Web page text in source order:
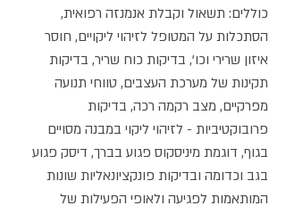
כוללים: תשאול וקבלת אנמנזה רפואית,
הסתכלות על המטופל לזיהוי ליקויים, חוסר
איזון שרירי וכו', בדיקות כוח שריר, בדיקות
תקינות של מערכת העצבים, טווחי תנועה
מפרקיים, מצב רקמה רכה, בדיקות
פרובוקטיביות - לזיהוי ליקוי במבנה מסויים
בגוף, דוגמת מיניסקוס פגוע בברך, דיסק פגוע
בגב וכדומה ובדיקות פונקציונאליות שונות
המותאמות לפגיעה ולאופי הפעילות של